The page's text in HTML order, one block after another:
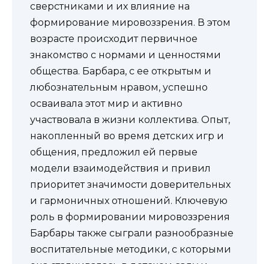
сверстниками и их влияние на
формирование мировоззрения. В этом
возрасте происходит первичное
знакомство с нормами и ценностями
общества. Барбара, с ее открытым и
любознательным нравом, успешно
осваивала этот мир и активно
участвовала в жизни коллектива. Опыт,
накопленный во время детских игр и
общения, предложил ей первые
модели взаимодействия и привил
приоритет значимости доверительных
и гармоничных отношений. Ключевую
роль в формировании мировоззрения
Барбары также сыграли разнообразные
воспитательные методики, с которыми